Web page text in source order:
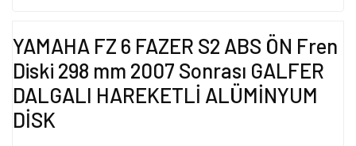
YAMAHA FZ 6 FAZER S2 ABS ÖN Fren
Diski 298 mm 2007 Sonrası GALFER
DALGALI HAREKETLİ ALÜMİNYUM
DİSK